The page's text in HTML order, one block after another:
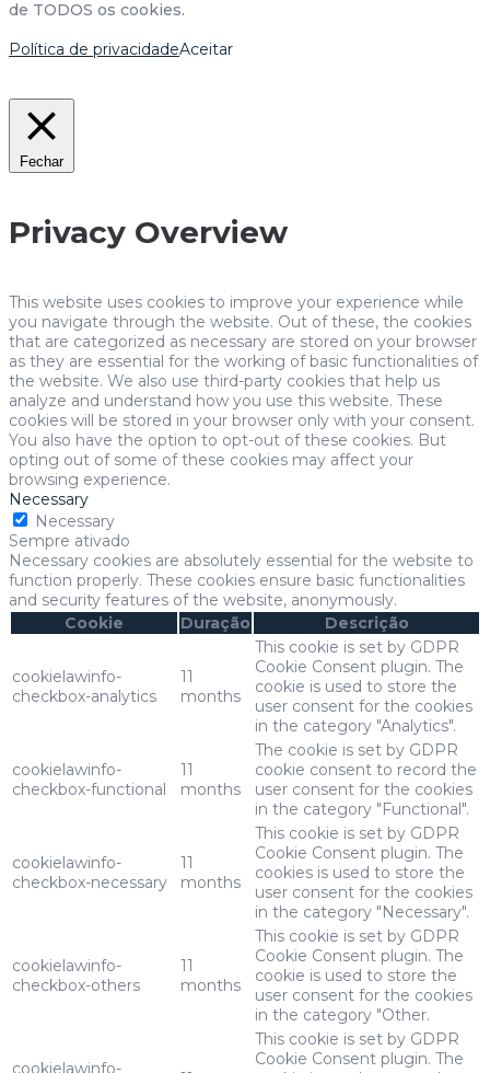
de TODOS os cookies.
Política de privacidadeAceitar
Fechar
Privacy Overview
This website uses cookies to improve your experience while
you navigate through the website. Out of these, the cookies
that are categorized as necessary are stored on your browser
as they are essential for the working of basic functionalities of
the website. We also use third-party cookies that help us
analyze and understand how you use this website. These
cookies will be stored in your browser only with your consent.
You also have the option to opt-out of these cookies. But
opting out of some of these cookies may affect your
browsing experience.
Necessary
Necessary
Sempre ativado
Necessary cookies are absolutely essential for the website to
function properly. These cookies ensure basic functionalities
and security features of the website, anonymously.
Cookie
Duração Descrição
cookielawinfo-
checkbox-analytics
11
months
This cookie is set by GDPR
Cookie Consent plugin. The
cookie is used to store the
user consent for the cookies
in the category "Analytics".
cookielawinfo-
checkbox-functional
11
months
The cookie is set by GDPR
cookie consent to record the
user consent for the cookies
in the category "Functional".
cookielawinfo-
checkbox-necessary
11
months
This cookie is set by GDPR
Cookie Consent plugin. The
cookies is used to store the
user consent for the cookies
in the category "Necessary".
cookielawinfo-
checkbox-others
11
months
This cookie is set by GDPR
Cookie Consent plugin. The
cookie is used to store the
user consent for the cookies
in the category "Other.
cookielawinfo-
This cookie is set by GDPR
Cookie Consent plugin. The